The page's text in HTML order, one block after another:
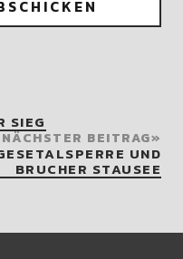
SIEG
NÄCHSTER BEITRAG
UND
BRUCHER STAUSEE